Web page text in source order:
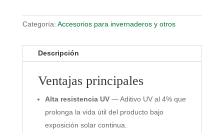
Categoría: Accesorios para invernaderos y otros
Descripción
Ventajas principales
Alta resistencia UV— Aditivo UV al 4% que
prolonga la vida útil del producto bajo
exposición solar continua.